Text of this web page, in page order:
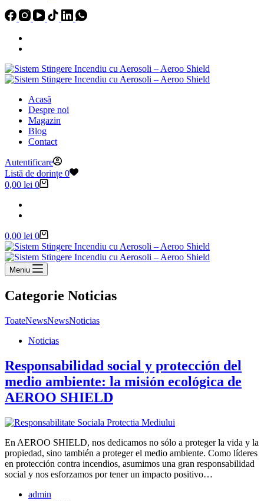
Acasă
Despre noi
Magazin
Blog
Contact
Autentificare
Listă de dorințe 0
Coș
cumpărături
0,00 lei 0
Coș
de
cumpărături
0,00 lei 0
Meniu
Categorie Noticias
ToateNewsNewsNoticias
Noticias
Responsabilidad social y protección del
medio ambiente: la misión ecológica de
AEROO SHIELD
En AEROO SHIELD, nos dedicamos no sólo a proteger la vida y la
propiedad, sino también a proteger el medio ambiente. Como líderes
en protección contra incendios, asumimos una gran responsabilidad
social y nos esforzamos por tener un impacto positivo…
admin